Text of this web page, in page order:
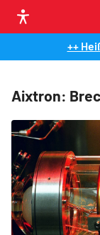
++
Aixtron: